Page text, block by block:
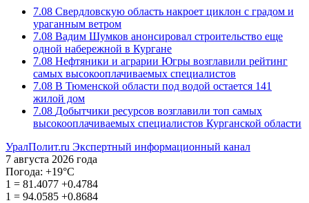
7.08 Свердловскую область накроет циклон с градом и
ураганным ветром
7.08 Вадим Шумков анонсировал строительство еще
одной набережной в Кургане
7.08 Нефтяники и аграрии Югры возглавили рейтинг
самых высокооплачиваемых специалистов
7.08 В Тюменской области под водой остается 141
жилой дом
7.08 Добытчики ресурсов возглавили топ самых
высокооплачиваемых специалистов Курганской области
УралПолит.ru Экспертный информационный канал
7 августа 2026 года
Погода: +19°С
1 = 81.4077 +0.4784
1 = 94.0585 +0.8684